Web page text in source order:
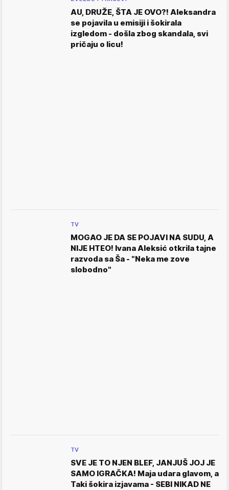
AU, DRUŽE, ŠTA JE OVO?! Aleksandra
se pojavila u emisiji i šokirala
izgledom - došla zbog skandala, svi
pričaju o licu!
TV
MOGAO JE DA SE POJAVI NA SUDU, A
NIJE HTEO! Ivana Aleksić otkrila tajne
razvoda sa Ša - "Neka me zove
slobodno"
TV
SVE JE TO NJEN BLEF, JANJUŠ JOJ JE
SAMO IGRAČKA! Maja udara glavom, a
Taki šokira izjavama - SEBI NIKAD NE